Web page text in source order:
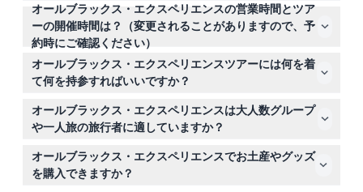
このウェブサイトから安全にオンラインでチケットを予約
できます。チケットは返金不可かつキャンセル不可ですの
で、時間の選択にはご注意ください。
オールブラックス・エクスペリエンスの営業時間とツア
ーの開催時間は？（変更されることがありますので、予
約時にご確認ください）
施設は毎日午前9時から午後5時30分まで営業しており、
ガイド付きツアーは午前10時から午後4時までの間に15分
毎に出発します。
オールブラックス・エクスペリエンスツアーには何を着
て何を持参すればいいですか？
快適さのために底の平らなカジュアルシューズやトレーナ
ーを履き、インタラクティブ体験に向けて前向きな気持ち
をお持ちください。ツアー中の写真撮影やビデオ録画は禁
止されています。
オールブラックス・エクスペリエンスは大人数グループ
や一人旅の旅行者に適していますか？
はい、最大26名のグループを歓迎しており、一人旅の方
も対応可能です。ご希望のツアー時間をオンラインで予約
してください。
オールブラックス・エクスペリエンスでお土産やグッズ
を購入できますか？